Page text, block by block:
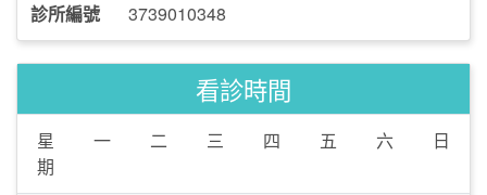
診所編號 3739010348
看診時間
星
期
一 二 三 四 五 六 日